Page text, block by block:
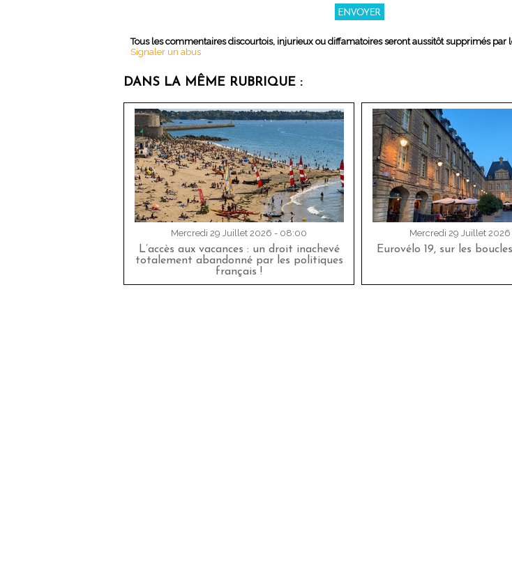
Tous les commentaires discourtois, injurieux ou diffamatoires seront aussitôt supprimés par
Signaler un abus
DANS LA MÊME RUBRIQUE :
Mercredi 29 Juillet 2026 - 08:00
L’accès aux vacances : un droit inachevé
totalement abandonné par les politiques
français !
Mercredi 29 Juillet
Eurovélo 19, sur les